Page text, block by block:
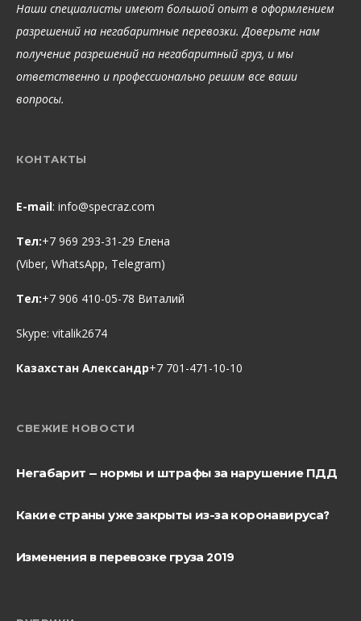
Наши специалисты имеют большой опыт в оформлением
разрешений на негабаритные перевозки. Доверьте нам
получение разрешений на негабаритный груз, и мы
ответственно и профессионально решим все ваши
вопросы.
КОНТАКТЫ
E-mail: info@specraz.com
Тел:+7 969 293-31-29 Елена
(Viber, WhatsApp, Telegram)
Тел:+7 906 410-05-78 Виталий
Skype: vitalik2674
Казахстан Александр+7 701-471-10-10
СВЕЖИЕ НОВОСТИ
Негабарит — нормы и штрафы за нарушение ПДД
Какие страны уже закрыты из-за коронавируса?
Изменения в перевозке груза 2019